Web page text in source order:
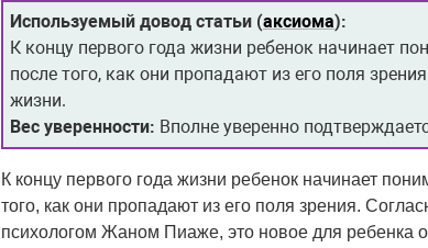
Используемый довод статьи (аксиома):
К концу первого года жизни ребенок начинает
после того, как они пропадают из его поля
жизни.
Вес уверенности: Вполне уверенно
К концу первого года жизни ребенок начинает
того, как они пропадают из его поля зрения.
психологом Жаном Пиаже, это новое для ребенка